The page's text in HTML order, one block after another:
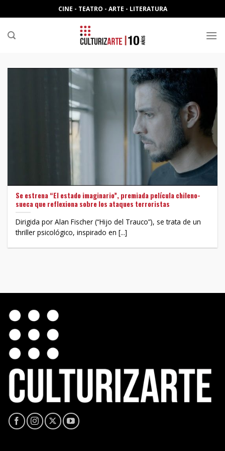
to
content
CINE - TEATRO - ARTE - LITERATURA
Se estrena “El estado imaginario”, premiada película chileno-
sueca que reflexiona sobre los ataques terroristas
Dirigida por Alan Fischer (“Hijo del Trauco”), se trata de un
thriller psicológico, inspirado en [...]